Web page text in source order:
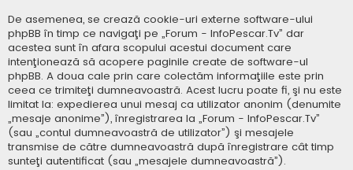
De asemenea, se crează cookie-uri externe software-ului
phpBB în timp ce navigaţi pe „Forum - InfoPescar.Tv” dar
acestea sunt în afara scopului acestui document care
intenţionează să acopere paginile create de software-ul
phpBB. A doua cale prin care colectăm informaţiile este prin
ceea ce trimiteţi dumneavoastră. Acest lucru poate fi, şi nu este
limitat la: expedierea unui mesaj ca utilizator anonim (denumite
„mesaje anonime”), înregistrarea la „Forum - InfoPescar.Tv”
(sau „contul dumneavoastră de utilizator”) şi mesajele
transmise de către dumneavoastră după înregistrare cât timp
sunteţi autentificat (sau „mesajele dumneavoastră”).